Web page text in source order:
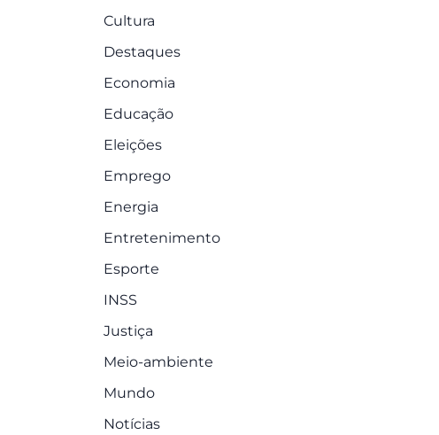
Cultura
Destaques
Economia
Educação
Eleições
Emprego
Energia
Entretenimento
Esporte
INSS
Justiça
Meio-ambiente
Mundo
Notícias